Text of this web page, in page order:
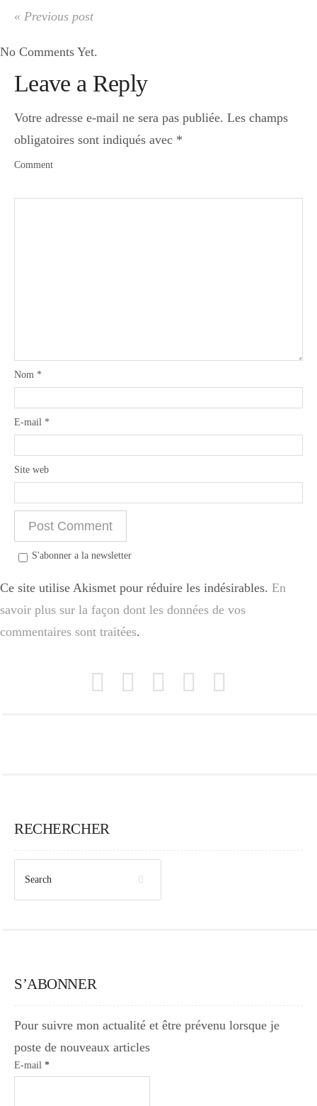
Dessert
Tuto
apéro
« Previous post
No Comments Yet.
Leave a Reply
Votre adresse e-mail ne sera pas publiée. Les champs
obligatoires sont indiqués avec *
Comment
Nom *
E-mail *
Site web
S'abonner a la newsletter
Ce site utilise Akismet pour réduire les indésirables. En
savoir plus sur la façon dont les données de vos
commentaires sont traitées.
RECHERCHER
S’ABONNER
Pour suivre mon actualité et être prévenu lorsque je
poste de nouveaux articles
E-mail *